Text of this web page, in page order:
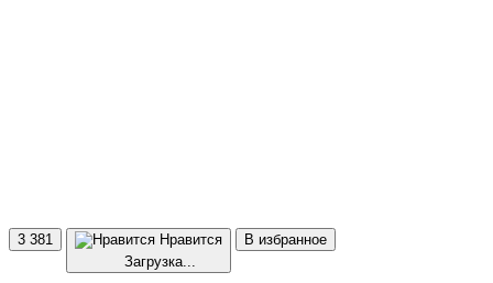
3 381
Нравится
Загрузка...
В избранное